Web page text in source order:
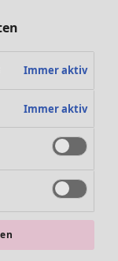
Immer aktiv
Immer aktiv